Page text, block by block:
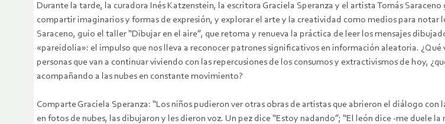
Durante la tarde, la curadora Inés Katzenstein, la escritora Graciela Speranza y el artista Tomás
compartir imaginarios y formas de expresión, y explorar el arte y la creatividad como medios para notar
Saraceno, guio el taller “Dibujar en el aire”, que retoma y renueva la práctica de leer los mensajes
«pareidolia»: el impulso que nos lleva a reconocer patrones significativos en información aleatoria. ¿Qué
personas que van a continuar viviendo con las repercusiones de los consumos y extractivismos de hoy,
acompañando a las nubes en constante movimiento?
Comparte Graciela Speranza: “Los niños pudieron ver otras obras de artistas que abrieron el diálogo
en fotos de nubes, las dibujaron y les dieron voz. Un pez dice “Estoy nadando”; “El león dice -me duele